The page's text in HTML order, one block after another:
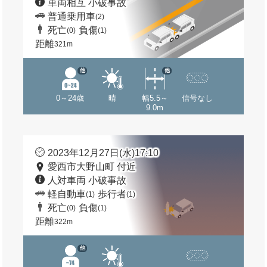
車両相互 小破事故
普通乗用車(2)
死亡(0) 負傷(1)
距離321m
0～24歳
他
晴
幅5.5～
9.0m
他
信号なし
2023年12月27日(水)17:10
愛西市大野山町 付近
人対車両 小破事故
軽自動車(1) 歩行者(1)
死亡(0) 負傷(1)
距離322m
他